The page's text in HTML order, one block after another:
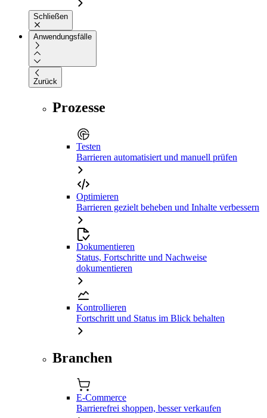
Schließen
Anwendungsfälle
Zurück
Prozesse
Testen
Barrieren automatisiert und manuell prüfen
Optimieren
Barrieren gezielt beheben und Inhalte verbessern
Dokumentieren
Status, Fortschritte und Nachweise
dokumentieren
Kontrollieren
Fortschritt und Status im Blick behalten
Branchen
E-Commerce
Barrierefrei shoppen, besser verkaufen